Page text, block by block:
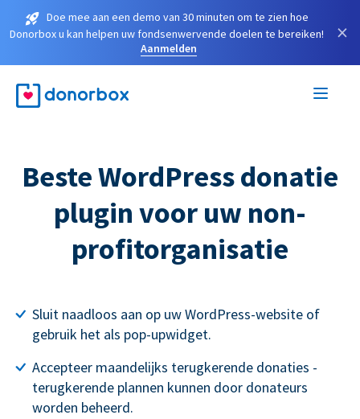
Doe mee aan een demo van 30 minuten om te zien hoe
Donorbox u kan helpen uw fondsenwervende doelen te bereiken!
Aanmelden
×
Beste WordPress donatie
plugin voor uw non-
profitorganisatie
Sluit naadloos aan op uw WordPress-website of
gebruik het als pop-upwidget.
Accepteer maandelijks terugkerende donaties -
terugkerende plannen kunnen door donateurs
worden beheerd.